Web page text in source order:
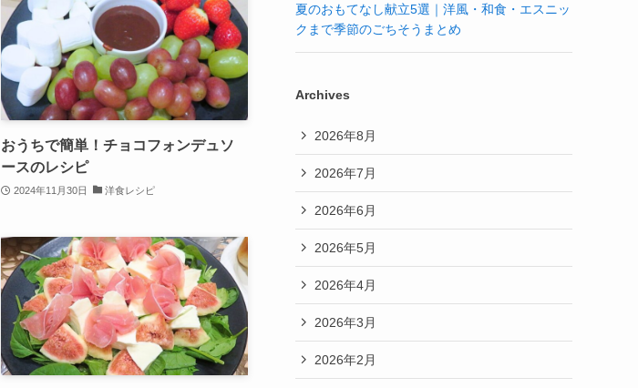
おうちで簡単！チョコフォンデュソ
ースのレシピ
2024年11月30日 洋食レシピ
夏のおもてなし献立5選｜洋風・和食・エスニッ
クまで季節のごちそうまとめ
Archives
2026年8月
2026年7月
2026年6月
2026年5月
2026年4月
2026年3月
2026年2月